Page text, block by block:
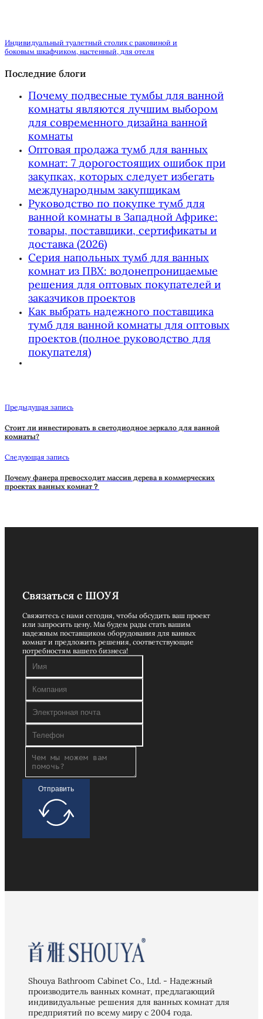
Индивидуальный туалетный столик с раковиной и
боковым шкафчиком, настенный, для отеля
Последние блоги
Почему подвесные тумбы для ванной
комнаты являются лучшим выбором
для современного дизайна ванной
комнаты
Оптовая продажа тумб для ванных
комнат: 7 дорогостоящих ошибок при
закупках, которых следует избегать
международным закупщикам
Руководство по покупке тумб для
ванной комнаты в Западной Африке:
товары, поставщики, сертификаты и
доставка (2026)
Серия напольных тумб для ванных
комнат из ПВХ: водонепроницаемые
решения для оптовых покупателей и
заказчиков проектов
Как выбрать надежного поставщика
тумб для ванной комнаты для оптовых
проектов (полное руководство для
покупателя)
Предыдущая запись
Стоит ли инвестировать в светодиодное зеркало для ванной
комнаты?
Следующая запись
Почему фанера превосходит массив дерева в коммерческих
проектах ванных комнат？
Связаться с ШОУЯ
Свяжитесь с нами сегодня, чтобы обсудить ваш проект
или запросить цену. Мы будем рады стать вашим
надежным поставщиком оборудования для ванных
комнат и предложить решения, соответствующие
потребностям вашего бизнеса!
Отправить
Shouya Bathroom Cabinet Co., Ltd. - Надежный
производитель ванных комнат, предлагающий
индивидуальные решения для ванных комнат для
предприятий по всему миру с 2004 года.